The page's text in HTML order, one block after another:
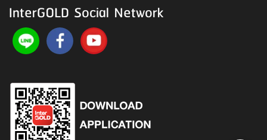
InterGOLD Social Network